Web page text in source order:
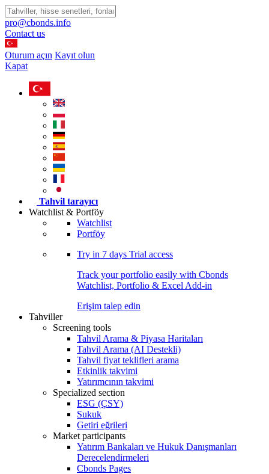
pro@cbonds.info
Contact us
Oturum açın Kayıt olun
Kapat
Tahvil tarayıcı
Watchlist & Portföy
Watchlist
Portföy
Try in 7 days Trial access
Track your portfolio easily with Cbonds
Watchlist, Portfolio & Excel Add-in
Erişim talep edin
Tahviller
Screening tools
Tahvil Arama & Piyasa Haritaları
Tahvil Arama (AI Destekli)
Tahvil fiyat teklifleri arama
Etkinlik takvimi
Yatırımcının takvimi
Specialized section
ESG (ÇSY)
Sukuk
Getiri eğrileri
Market participants
Yatırım Bankaları ve Hukuk Danışmanları
Derecelendirmeleri
Cbonds Pages